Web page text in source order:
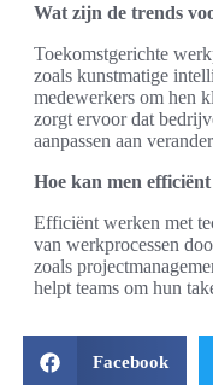
Wat zijn de trends
Toekomstgerichte
zoals kunstmatige
medewerkers om hen
zorgt ervoor dat
aanpassen aan
Hoe kan men
Efficiënt werken met
van werkprocessen
zoals
helpt teams om hun
Facebook